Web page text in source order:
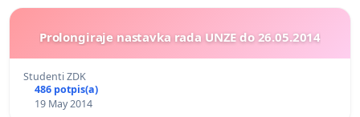
Prolongiraje nastavka rada UNZE do 26.05.2014
Studenti ZDK
486 potpis(a)
19 May 2014